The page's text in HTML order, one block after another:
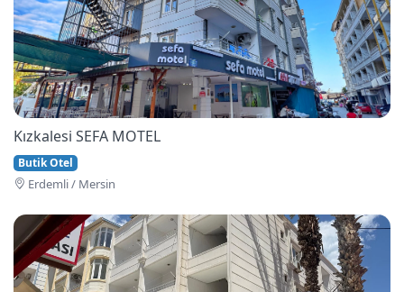
Kızkalesi SEFA MOTEL
Butik Otel
Erdemli / Mersin